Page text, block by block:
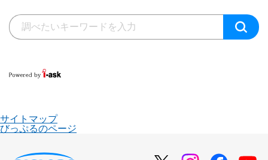
サイトマップ
びっぷるのページ